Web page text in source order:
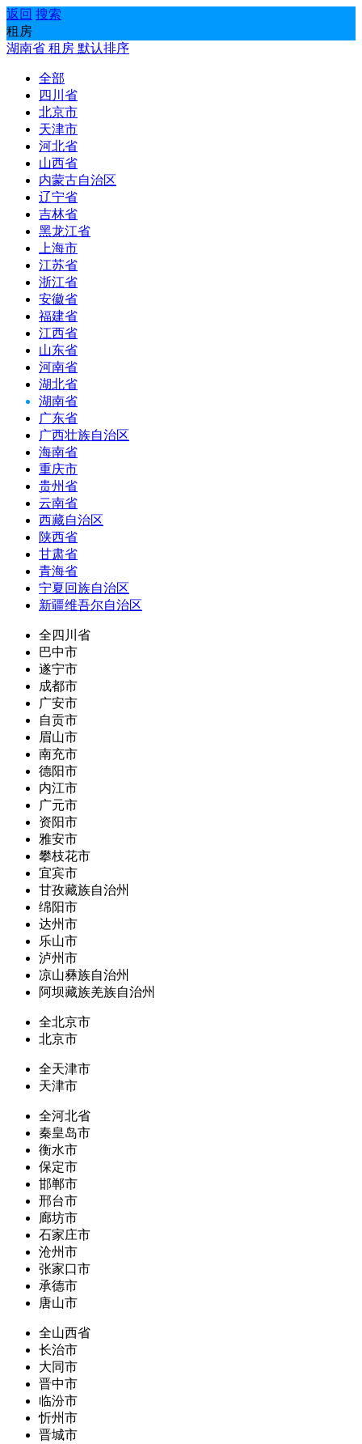
返回 搜索
租房
湖南省 租房 默认排序
全部
四川省
北京市
天津市
河北省
山西省
内蒙古自治区
辽宁省
吉林省
黑龙江省
上海市
江苏省
浙江省
安徽省
福建省
江西省
山东省
河南省
湖北省
湖南省
广东省
广西壮族自治区
海南省
重庆市
贵州省
云南省
西藏自治区
陕西省
甘肃省
青海省
宁夏回族自治区
新疆维吾尔自治区
全四川省
巴中市
遂宁市
成都市
广安市
自贡市
眉山市
南充市
德阳市
内江市
广元市
资阳市
雅安市
攀枝花市
宜宾市
甘孜藏族自治州
绵阳市
达州市
乐山市
泸州市
凉山彝族自治州
阿坝藏族羌族自治州
全北京市
北京市
全天津市
天津市
全河北省
秦皇岛市
衡水市
保定市
邯郸市
邢台市
廊坊市
石家庄市
沧州市
张家口市
承德市
唐山市
全山西省
长治市
大同市
晋中市
临汾市
忻州市
晋城市